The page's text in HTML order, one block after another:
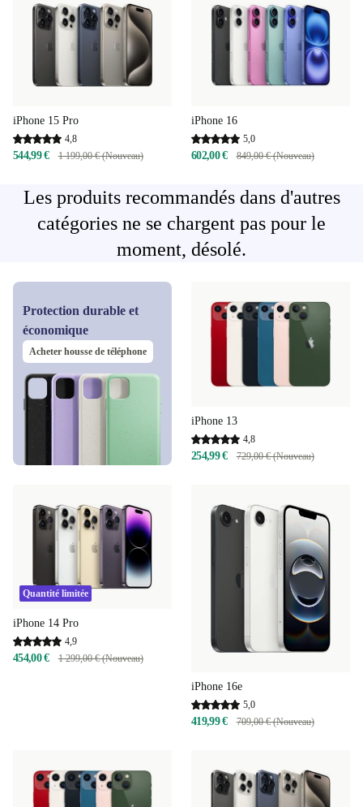
iPhone 15 Pro
4,8
544,99 € 1 199,00 € (Nouveau)
iPhone 16
5,0
602,00 € 849,00 € (Nouveau)
Les produits recommandés dans d'autres
catégories ne se chargent pas pour le
moment, désolé.
Protection durable et
économique
Acheter housse de téléphone
iPhone 13
4,8
254,99 € 729,00 € (Nouveau)
Quantité limitée
iPhone 14 Pro
4,9
454,00 € 1 299,00 € (Nouveau)
iPhone 16e
5,0
419,99 € 709,00 € (Nouveau)